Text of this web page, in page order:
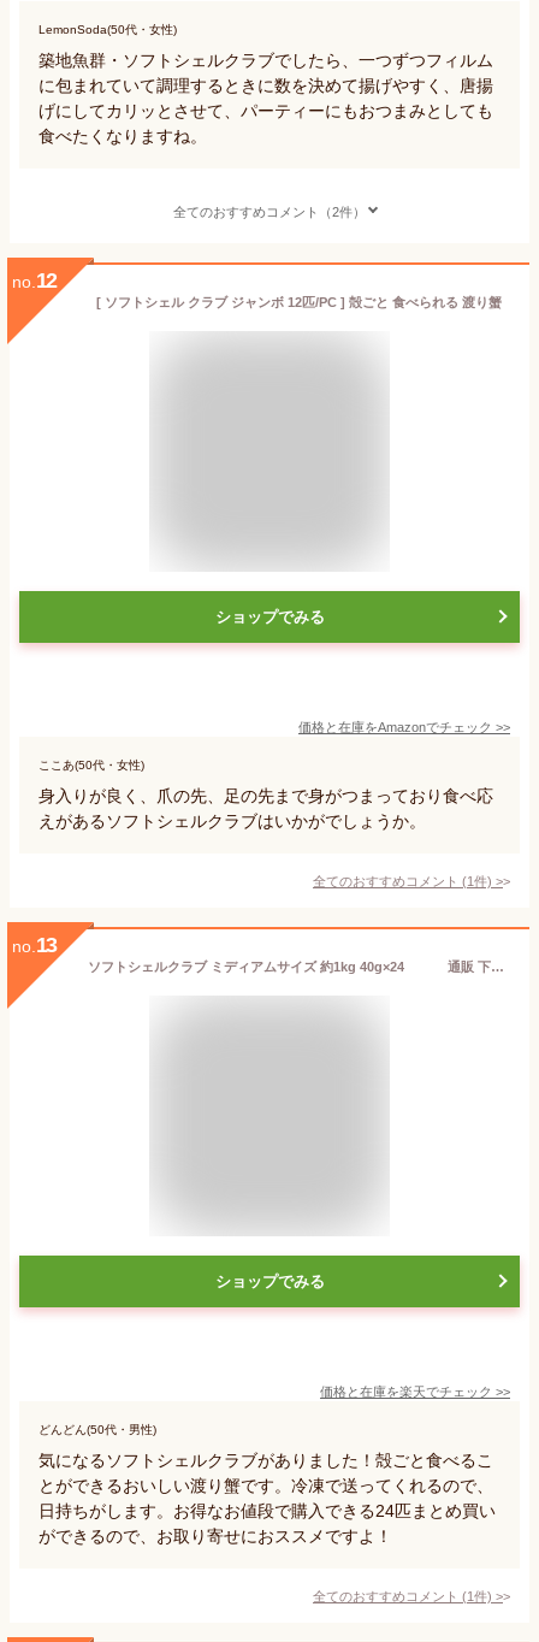
LemonSoda(50代・女性)
築地魚群・ソフトシェルクラブでしたら、一つずつフィルム
に包まれていて調理するときに数を決めて揚げやすく、唐揚
げにしてカリッとさせて、パーティーにもおつまみとしても
食べたくなりますね。
全てのおすすめコメント（2件）
no. 12
[ ソフトシェル クラブ ジャンボ 12匹/PC ] 殻ごと 食べられる 渡り蟹
ショップでみる
価格と在庫をAmazonでチェック >>
ここあ(50代・女性)
身入りが良く、爪の先、足の先まで身がつまっており食べ応
えがあるソフトシェルクラブはいかがでしょうか。
全てのおすすめコメント (1件) >
no. 13
ソフトシェルクラブ ミディアムサイズ 約1kg 40g×24 通販 下処理 いらず かに 蟹 カニ 生 冷凍 渡り蟹 ワタリガニ ソフトシェル おすすめ 丸ごと レシピ 食べ方 殻 料理 殻付き 天ぷら 唐揚げ カレー 美味しい クラブ グルメ ギフト 手土産 【冷凍品】
ショップでみる
価格と在庫を楽天でチェック >>
どんどん(50代・男性)
気になるソフトシェルクラブがありました！殻ごと食べるこ
とができるおいしい渡り蟹です。冷凍で送ってくれるので、
日持ちがします。お得なお値段で購入できる24匹まとめ買い
ができるので、お取り寄せにおススメですよ！
全てのおすすめコメント (1件) >